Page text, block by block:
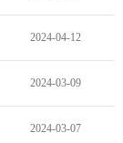
2024-04-12
2024-03-09
2024-03-07